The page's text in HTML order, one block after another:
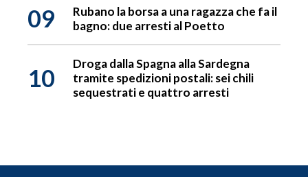
09
Rubano la borsa a una ragazza che fa il
bagno: due arresti al Poetto
10
Droga dalla Spagna alla Sardegna
tramite spedizioni postali: sei chili
sequestrati e quattro arresti